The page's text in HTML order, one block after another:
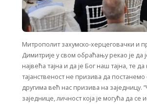
Митрополит захумско-херцеговачки и
Димитрије у свом обраћању рекао је да
највећа тајна и да је Бог наш тајна, те да
тајанственост не призива да постанемо
другима већ нас призива на заједницу.
заједнице, личност која је могућа да се